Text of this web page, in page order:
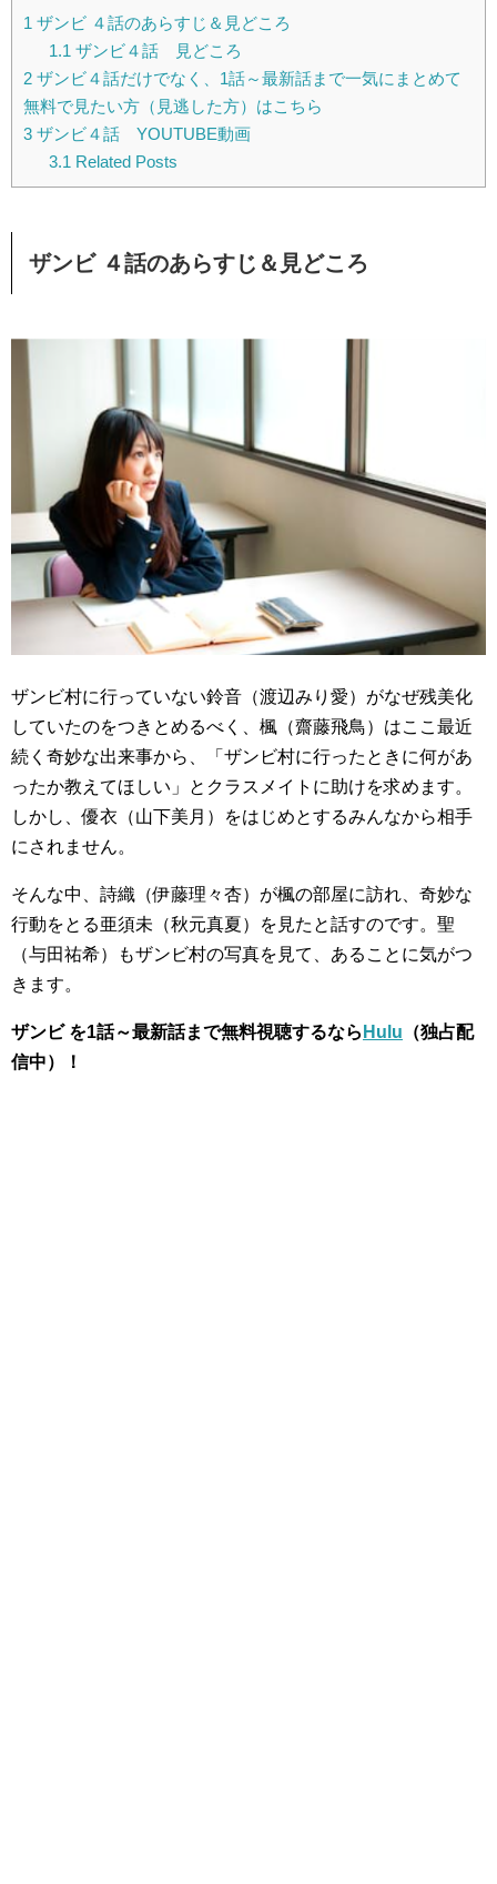
1 ザンビ ４話のあらすじ＆見どころ
1.1 ザンビ４話 見どころ
2 ザンビ４話だけでなく、1話～最新話まで一気にまとめて
無料で見たい方（見逃した方）はこちら
3 ザンビ４話 YOUTUBE動画
3.1 Related Posts
ザンビ ４話のあらすじ＆見どころ
ザンビ村に行っていない鈴音（渡辺みり愛）がなぜ残美化
していたのをつきとめるべく、楓（齋藤飛鳥）はここ最近
続く奇妙な出来事から、「ザンビ村に行ったときに何があ
ったか教えてほしい」とクラスメイトに助けを求めます。
しかし、優衣（山下美月）をはじめとするみんなから相手
にされません。
そんな中、詩織（伊藤理々杏）が楓の部屋に訪れ、奇妙な
行動をとる亜須未（秋元真夏）を見たと話すのです。聖
（与田祐希）もザンビ村の写真を見て、あることに気がつ
きます。
ザンビ を1話～最新話まで無料視聴するなら Hulu （独占配
信中）！